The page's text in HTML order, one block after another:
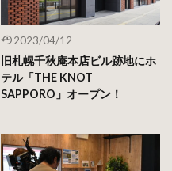
2023/04/12
旧札幌千秋庵本店ビル跡地にホ
テル「THE KNOT
SAPPORO」オープン！